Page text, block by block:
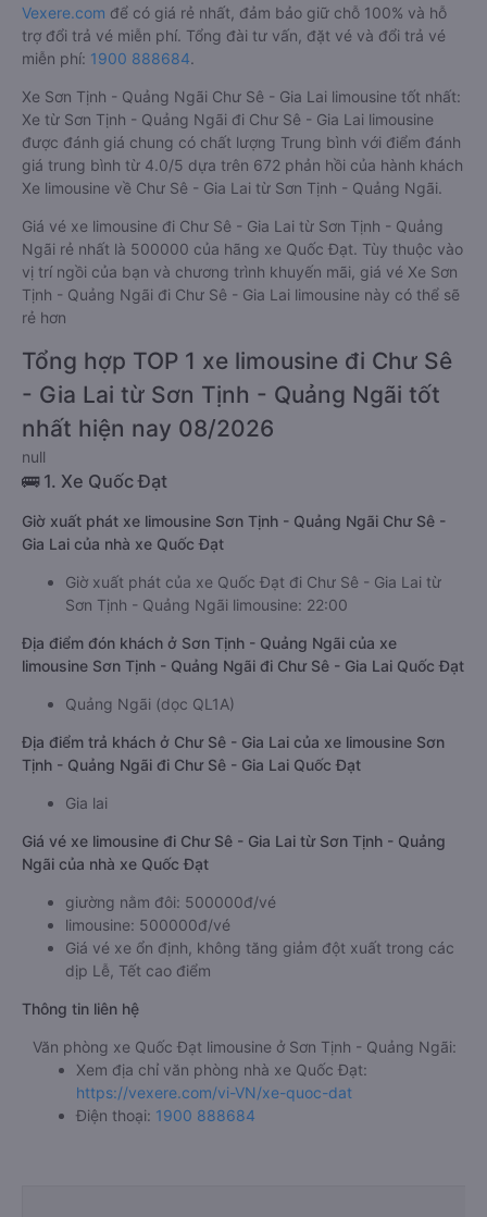
Vexere.com để có giá rẻ nhất, đảm bảo giữ chỗ 100% và hỗ
trợ đổi trả vé miễn phí. Tổng đài tư vấn, đặt vé và đổi trả vé
miễn phí: 1900 888684.
Xe Sơn Tịnh - Quảng Ngãi Chư Sê - Gia Lai limousine tốt nhất:
Xe từ Sơn Tịnh - Quảng Ngãi đi Chư Sê - Gia Lai limousine
được đánh giá chung có chất lượng Trung bình với điểm đánh
giá trung bình từ 4.0/5 dựa trên 672 phản hồi của hành khách
Xe limousine về Chư Sê - Gia Lai từ Sơn Tịnh - Quảng Ngãi.
Giá vé xe limousine đi Chư Sê - Gia Lai từ Sơn Tịnh - Quảng
Ngãi rẻ nhất là 500000 của hãng xe Quốc Đạt. Tùy thuộc vào
vị trí ngồi của bạn và chương trình khuyến mãi, giá vé Xe Sơn
Tịnh - Quảng Ngãi đi Chư Sê - Gia Lai limousine này có thể sẽ
rẻ hơn
Tổng hợp TOP 1 xe limousine đi Chư Sê
- Gia Lai từ Sơn Tịnh - Quảng Ngãi tốt
nhất hiện nay 08/2026
null
🚌 1. Xe Quốc Đạt
Giờ xuất phát xe limousine Sơn Tịnh - Quảng Ngãi Chư Sê -
Gia Lai của nhà xe Quốc Đạt
Giờ xuất phát của xe Quốc Đạt đi Chư Sê - Gia Lai từ
Sơn Tịnh - Quảng Ngãi limousine: 22:00
Địa điểm đón khách ở Sơn Tịnh - Quảng Ngãi của xe
limousine Sơn Tịnh - Quảng Ngãi đi Chư Sê - Gia Lai Quốc Đạt
Quảng Ngãi (dọc QL1A)
Địa điểm trả khách ở Chư Sê - Gia Lai của xe limousine Sơn
Tịnh - Quảng Ngãi đi Chư Sê - Gia Lai Quốc Đạt
Gia lai
Giá vé xe limousine đi Chư Sê - Gia Lai từ Sơn Tịnh - Quảng
Ngãi của nhà xe Quốc Đạt
giường nằm đôi: 500000đ/vé
limousine: 500000đ/vé
Giá vé xe ổn định, không tăng giảm đột xuất trong các
dịp Lễ, Tết cao điểm
Thông tin liên hệ
Văn phòng xe Quốc Đạt limousine ở Sơn Tịnh - Quảng Ngãi:
Xem địa chỉ văn phòng nhà xe Quốc Đạt:
https://vexere.com/vi-VN/xe-quoc-dat
Điện thoại: 1900 888684